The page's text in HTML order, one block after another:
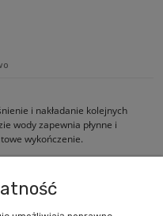
i nakładanie kolejnych
wody zapewnia płynne i
wykończenie.